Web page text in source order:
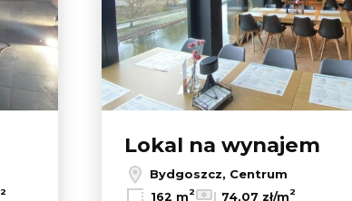
2
Lokal na wynajem
Bydgoszcz, Centrum
162 m2 74,07 zł/m2